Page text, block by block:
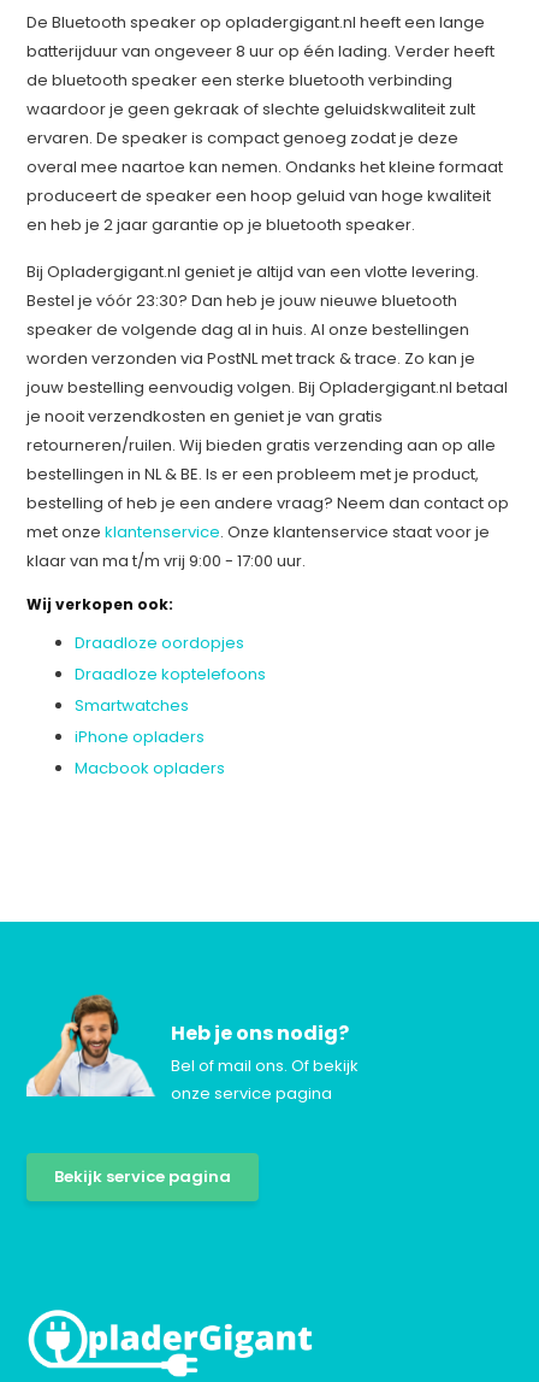
De Bluetooth speaker op opladergigant.nl heeft een lange
batterijduur van ongeveer 8 uur op één lading. Verder heeft
de bluetooth speaker een sterke bluetooth verbinding
waardoor je geen gekraak of slechte geluidskwaliteit zult
ervaren. De speaker is compact genoeg zodat je deze
overal mee naartoe kan nemen. Ondanks het kleine formaat
produceert de speaker een hoop geluid van hoge kwaliteit
en heb je 2 jaar garantie op je bluetooth speaker.
Bij Opladergigant.nl geniet je altijd van een vlotte levering.
Bestel je vóór 23:30? Dan heb je jouw nieuwe bluetooth
speaker de volgende dag al in huis. Al onze bestellingen
worden verzonden via PostNL met track & trace. Zo kan je
jouw bestelling eenvoudig volgen. Bij Opladergigant.nl betaal
je nooit verzendkosten en geniet je van gratis
retourneren/ruilen. Wij bieden gratis verzending aan op alle
bestellingen in NL & BE. Is er een probleem met je product,
bestelling of heb je een andere vraag? Neem dan contact op
met onzeklantenservice. Onze klantenservice staat voor je
klaar van ma t/m vrij 9:00 - 17:00 uur.
Wij verkopen ook:
Draadloze oordopjes
Draadloze koptelefoons
Smartwatches
iPhone opladers
Macbook opladers
Heb je ons nodig?
Bel of mail ons. Of bekijk
onze service pagina
Bekijk service pagina